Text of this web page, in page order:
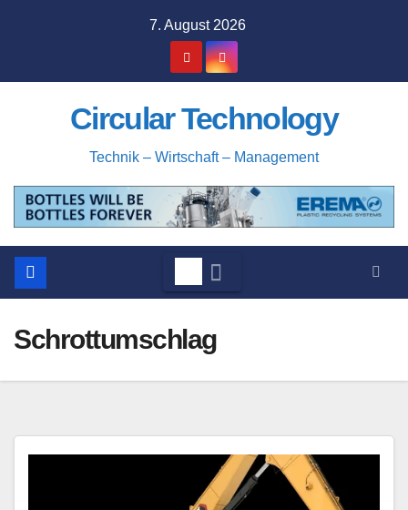
7. August 2026
Circular Technology
Technik – Wirtschaft – Management
Schrottumschlag